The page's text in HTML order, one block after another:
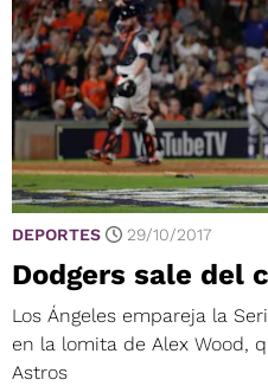
DEPORTES 29/10/2017
Dodgers sale del
Los Ángeles empareja la
en la lomita de Alex Wood,
Astros